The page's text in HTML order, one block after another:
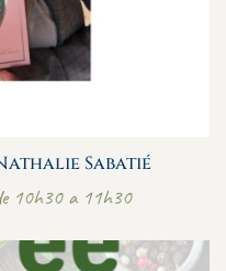
Sabatié
10h30 a 11h30